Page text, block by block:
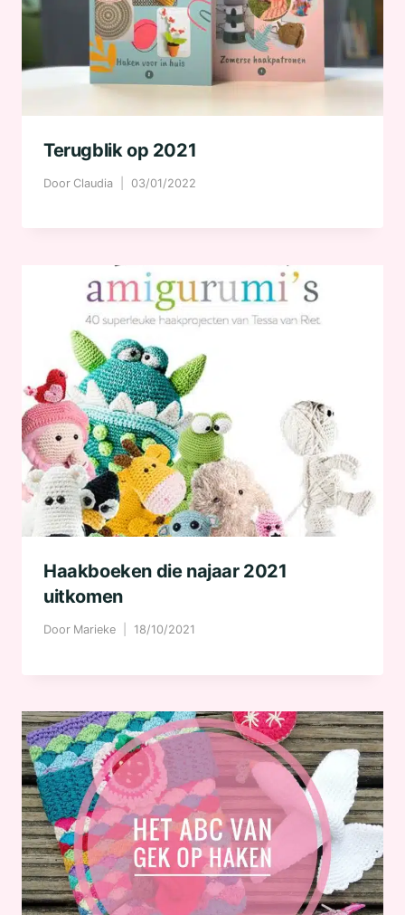
Terugblik op 2021
Door Claudia 03/01/2022
Haakboeken die najaar 2021
uitkomen
Door Marieke 18/10/2021